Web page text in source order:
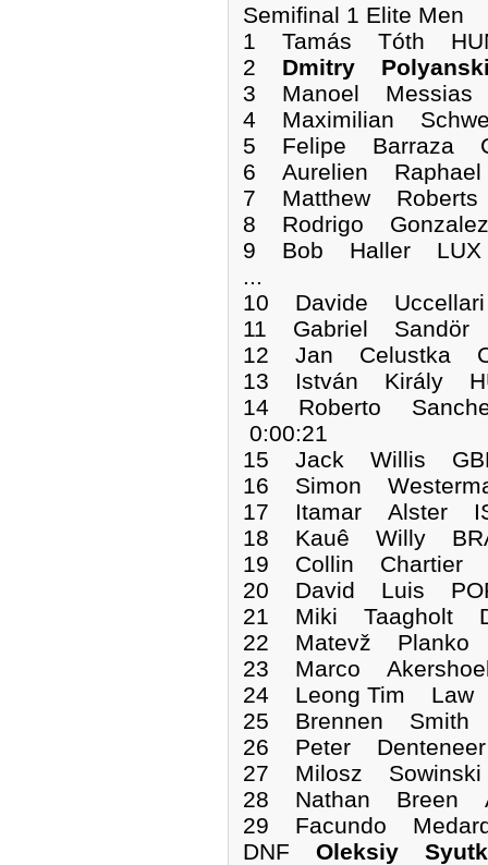
Semifinal 1 Elite Men
1 Tamás Tóth
2 Dmitry
3 Manoel Messias
4 Maximilian
5 Felipe Barraza
6 Aurelien
7 Matthew
8 Rodrigo
9 Bob Haller LUX
...
10 Davide
11 Gabriel Sandör
12 Jan Celustka
13 István Király
14 Roberto
0:00:21
15 Jack Willis
16 Simon
17 Itamar Alster
18 Kauê Willy
19 Collin Chartier
20 David Luis
21 Miki Taagholt
22 Matevž Planko
23 Marco
24 Leong Tim
25 Brennen Smith
26 Peter
27 Milosz
28 Nathan Breen
29 Facundo
DNF Oleksiy